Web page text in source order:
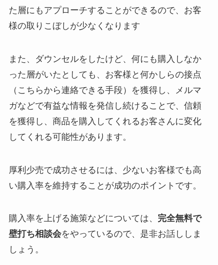
た層にもアプローチすることができるので、お客
様の取りこぼしが少なくなります
また、ダウンセルをしたけど、何にも購入しなか
った層がいたとしても、お客様と何かしらの接点
（こちらから連絡できる手段）を獲得し、メルマ
ガなどで有益な情報を発信し続けることで、信頼
を獲得し、商品を購入してくれるお客さんに変化
してくれる可能性があります。
厚利少売で成功させるには、少ないお客様でも高
い購入率を維持することが成功のポイントです。
購入率を上げる施策などについては、 完全無料で
壁打ち相談会をやっているので、是非お話ししま
しょう。